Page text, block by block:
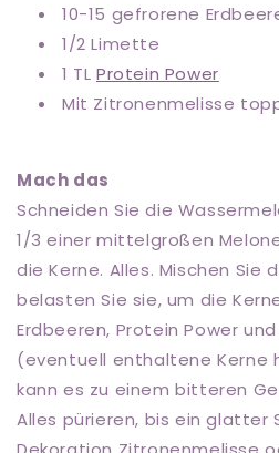
10-15 gefrorene
1/2 Limette
1 TL Protein Power
Mit Zitronenmelisse
Mach das
Schneiden Sie die
1/3 einer mittelgroßen
die Kerne. Alles. Mischen Sie
belasten Sie sie, um die
Erdbeeren, Protein Power
(eventuell enthaltene Kerne
kann es zu einem bitteren
Alles pürieren, bis ein